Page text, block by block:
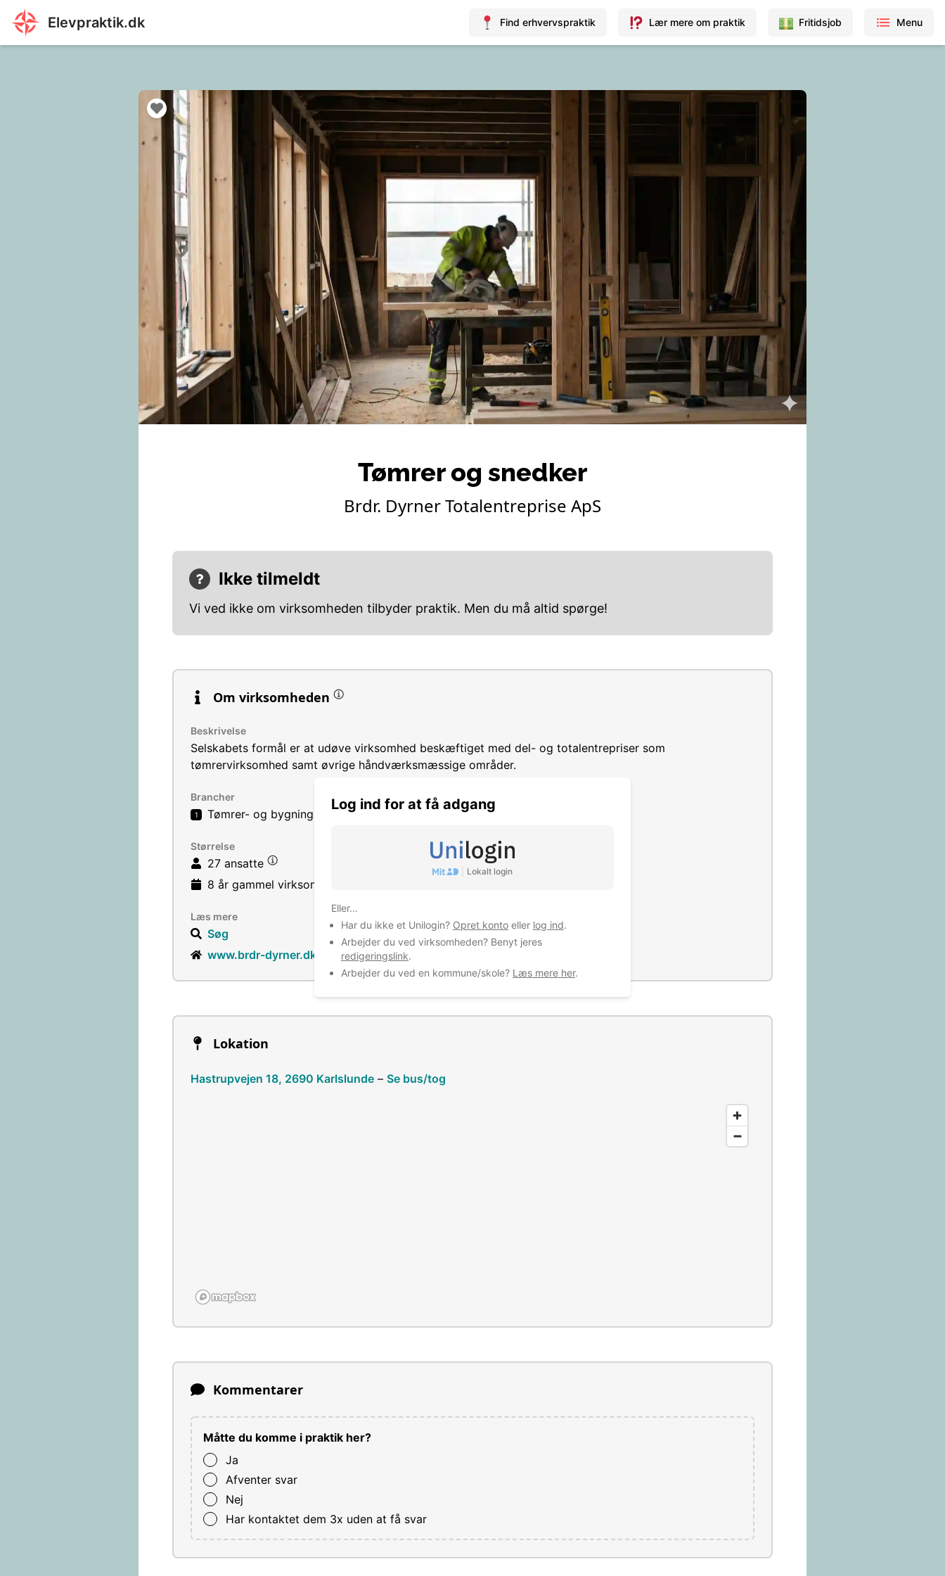
Elevpraktik.dk Find erhvervspraktik Lær mere om praktik Fritidsjob Menu
Log ind for at få adgang
Lokalt login
Eller...
Har du ikke et Unilogin? Opret konto eller log ind.
Arbejder du ved virksomheden? Benyt jeres
redigeringslink.
Arbejder du ved en kommune/skole? Læs mere her.
Tømrer og snedker
Brdr. Dyrner Totalentreprise ApS
Ikke tilmeldt
Vi ved ikke om virksomheden tilbyder praktik. Men du må altid spørge!
Om virksomheden
Beskrivelse
Selskabets formål er at udøve virksomhed beskæftiget med del- og totalentrepriser som
tømrervirksomhed samt øvrige håndværksmæssige områder.
Brancher
1 Tømrer- og bygningssnedkeraktiviteter
Størrelse
27 ansatte
8 år gammel virksomhed
Læs mere
Søg
www.brdr-dyrner.dk
Lokation
Hastrupvejen 18, 2690 Karlslunde – Se bus/tog
Kommentarer
Måtte du komme i praktik her?
Ja
Afventer svar
Nej
Har kontaktet dem 3x uden at få svar